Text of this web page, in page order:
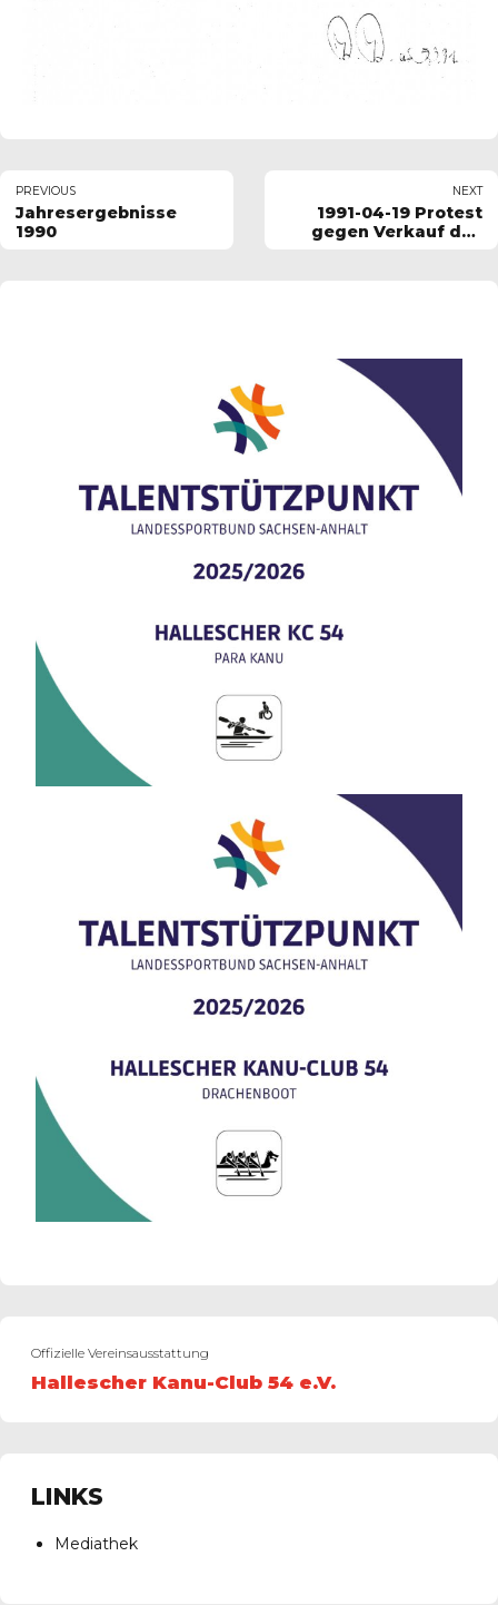
PREVIOUS
Jahresergebnisse
1990
NEXT
1991-04-19 Protest
gegen Verkauf des
Offizielle Vereinsausstattung
Hallescher Kanu-Club 54 e.V.
LINKS
Mediathek